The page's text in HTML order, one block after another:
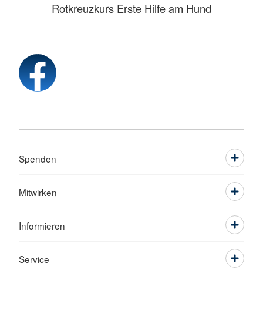
Rotkreuzkurs Erste Hilfe am Hund
Spenden
Mitwirken
Informieren
Service